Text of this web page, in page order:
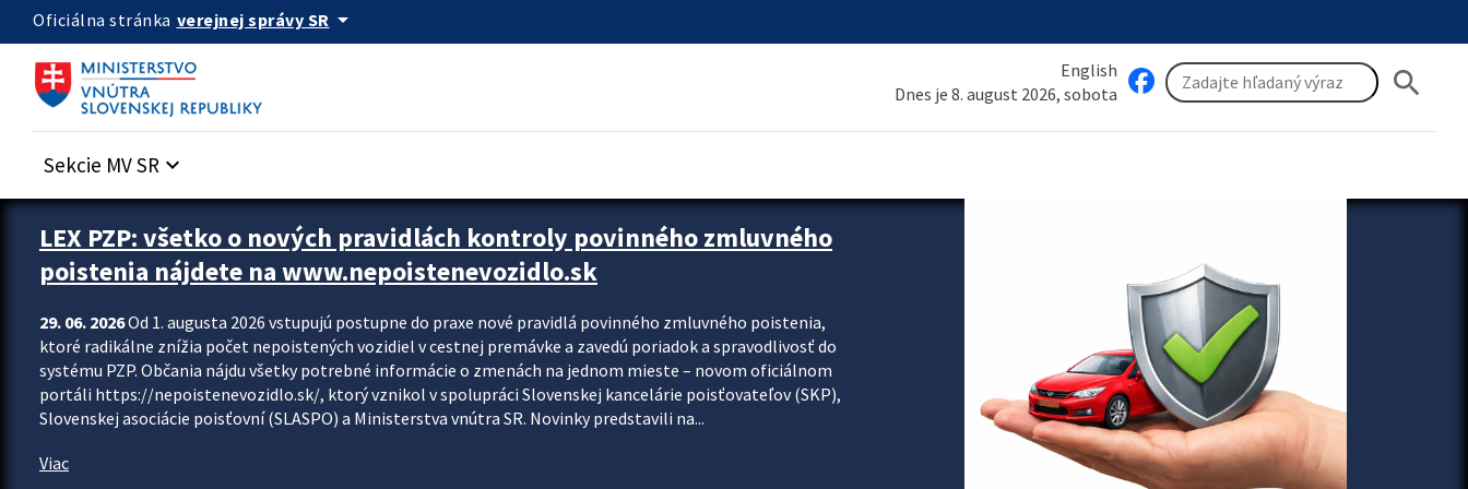
Preskocit na hlavný obsah
Oficiálna stránka verejnej správy SR arrow_drop_down
English
Dnes je 8. august 2026, sobota
search
Sekcie MV SR keyboard_arrow_down
Zastavit automatický posun upútavok
LEX PZP: všetko o nových pravidlách kontroly povinného zmluvného
poistenia nájdete na www.nepoistenevozidlo.sk
29. 06. 2026Od 1. augusta 2026 vstupujú postupne do praxe nové pravidlá povinného zmluvného poistenia,
ktoré radikálne znížia počet nepoistených vozidiel v cestnej premávke a zavedú poriadok a spravodlivosť do
systému PZP. Občania nájdu všetky potrebné informácie o zmenách na jednom mieste – novom oficiálnom
portáli https://nepoistenevozidlo.sk/, ktorý vznikol v spolupráci Slovenskej kancelárie poisťovateľov (SKP),
Slovenskej asociácie poisťovní (SLASPO) a Ministerstva vnútra SR. Novinky predstavili na...
Viac